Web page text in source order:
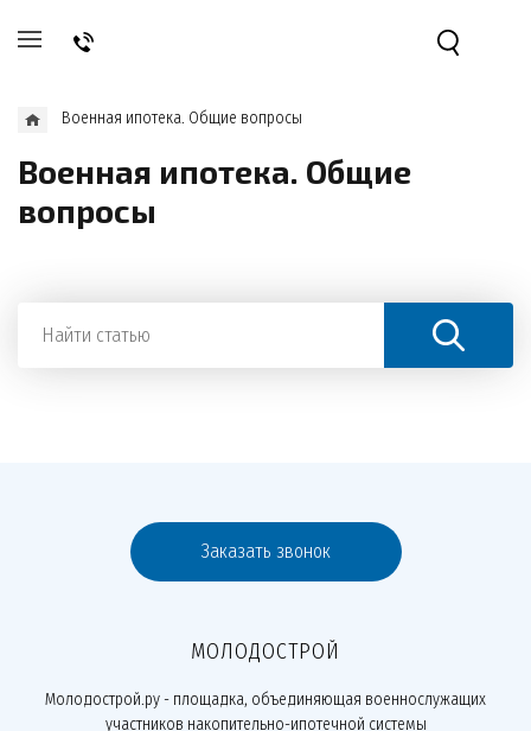
Военная ипотека. Общие вопросы
Военная ипотека. Общие
вопросы
Заказать звонок
МОЛОДОСТРОЙ
Молодострой.ру - площадка, объединяющая военнослужащих
участников накопительно-ипотечной системы